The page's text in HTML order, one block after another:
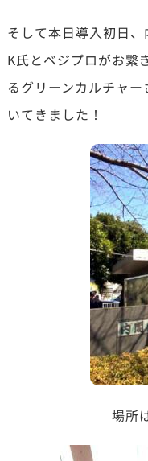
そして本日導入初日
K氏とベジプロがお繋
るグリーンカルチャ
いてきました！
場所